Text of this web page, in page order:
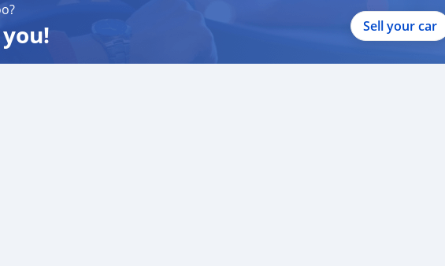
ถได้ #ติดเครดิตบูโรออกรถได้ #ซื้อขายรถยนต์มือสอง
#ford #everest #suv #รถครอบครัว #รถมือสอง #ขายรถฟอร์ด
อเวอร์เรส #รถเอสยูวี
Sell your car